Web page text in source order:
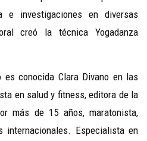
e investigaciones en diversas
creó la técnica Yogadanza
es conocida Clara Divano en las
en salud y fitness, editora de la
más de 15 años, maratonista,
internacionales. Especialista en